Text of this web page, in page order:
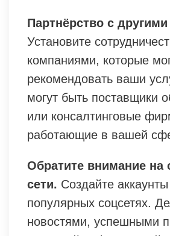
Партнёрство с
Установите
компаниями, которые
рекомендовать ваши
могут быть поставщики
или консалтинговые
работающие в вашей
Обратите внимание на
сети. Создайте
популярных соцсетях.
новостями, успешными